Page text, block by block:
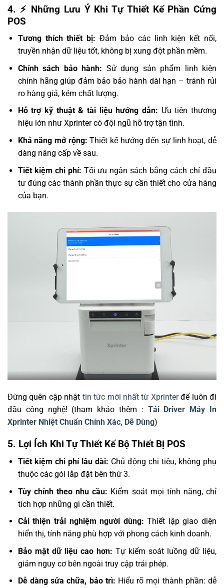
4. ⚡ Những Lưu Ý Khi Tự Thiết Kế Phần Cứng
POS
Tương thích thiết bị: Đảm bảo các linh kiện kết nối,
truyền nhận dữ liệu tốt, không bị xung đột phần mềm.
Chính sách bảo hành: Sử dụng sản phẩm linh kiện
chính hãng giúp đảm bảo bảo hành dài hạn – tránh rủi
ro hàng giả, kém chất lượng.
Hỗ trợ kỹ thuật & tài liệu hướng dẫn: Ưu tiên thương
hiệu lớn như Xprinter có đội ngũ hỗ trợ tận tình.
Khả năng mở rộng: Thiết kế hướng đến sự linh hoạt, dễ
dàng nâng cấp về sau.
Tiết kiệm chi phí: Tối ưu ngân sách bằng cách chỉ đầu
tư đúng các thành phần thực sự cần thiết cho cửa hàng
của bạn.
Đừng quên cập nhật tin tức mới nhất từ Xprinterđể luôn đi
đầu công nghệ! (tham khảo thêm : Tải Driver Máy In
Xprinter Nhiệt Chuẩn Chính Xác, Dễ Dùng)
5. Lợi Ích Khi Tự Thiết Kế Bộ Thiết Bị POS
Tiết kiệm chi phí lâu dài: Chủ động chi tiêu, không phụ
thuộc các gói lắp đặt bên thứ 3.
Tùy chỉnh theo nhu cầu: Kiểm soát mọi tính năng, chỉ
tích hợp những gì cần thiết.
Cải thiện trải nghiệm người dùng: Thiết lập giao diện
hiển thị, tính năng phù hợp với phong cách kinh doanh.
Bảo mật dữ liệu cao hơn: Tự kiểm soát luồng dữ liệu,
giảm nguy cơ bên ngoài truy cập trái phép.
Dễ dàng sửa chữa, bảo trì: Hiểu rõ mọi thành phần: dễ